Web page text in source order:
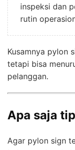
inspeksi dan
rutin
Kusamnya pylon
tetapi bisa
pelanggan.
Apa saja
Agar pylon sign